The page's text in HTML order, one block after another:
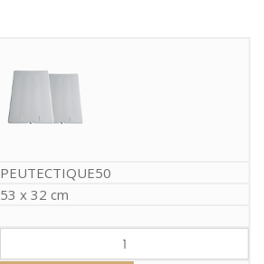
PEUTECTIQUE50
53 x 32 cm